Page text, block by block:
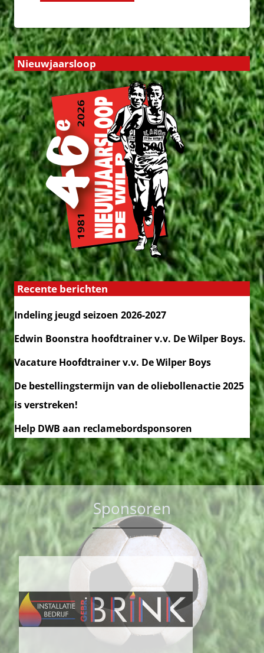
Nieuwjaarsloop
Recente berichten
Indeling jeugd seizoen 2026-2027
Edwin Boonstra hoofdtrainer v.v. De Wilper Boys.
Vacature Hoofdtrainer v.v. De Wilper Boys
De bestellingstermijn van de oliebollenactie 2025
is verstreken!
Help DWB aan reclamebordsponsoren
Sponsoren